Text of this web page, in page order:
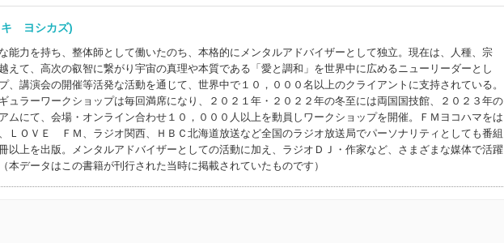
キ ヨシカズ)
能力を持ち、整体師として働いたのち、本格的にメンタルアドバイザーとして独立。現在は、人種、宗
えて、高次の叡智に繋がり宇宙の真理や本質である「愛と調和」を世界中に広めるニューリーダーとし
、講演会の開催等活発な活動を通じて、世界中で１０，０００名以上のクライアントに支持されている。
ュラーワークショップは毎回満席になり、２０２１年・２０２２年の冬至には両国国技館、２０２３年の
ムにて、会場・オンライン合わせ１０，０００人以上を動員しワークショップを開催。ＦＭヨコハマをは
ＬＯＶＥ ＦＭ、ラジオ関西、ＨＢＣ北海道放送など全国のラジオ放送局でパーソナリティとしても番組
以上を出版。メンタルアドバイザーとしての活動に加え、ラジオＤＪ・作家など、さまざまな媒体で活躍
本データはこの書籍が刊行された当時に掲載されていたものです）